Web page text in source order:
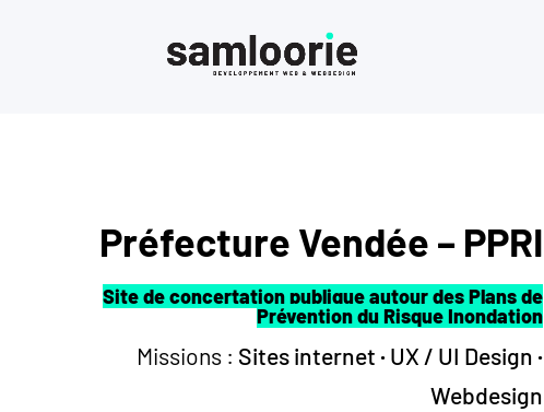
Préfecture Vendée – PPRI
Site de concertation publique autour des Plans de
Prévention du Risque Inondation
Missions : Sites internet · UX / UI Design ·
Webdesign